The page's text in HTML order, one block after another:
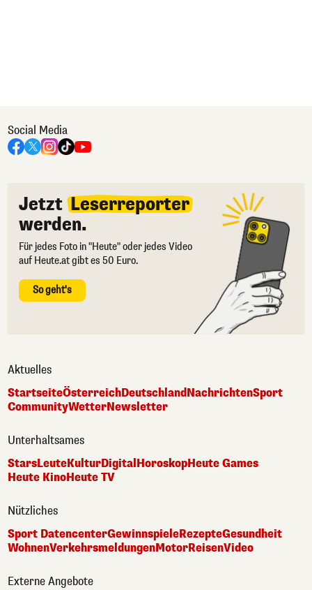
Social Media
Jetzt Leserreporter
werden.
Für jedes Foto in "Heute" oder jedes Video
auf Heute.at gibt es 50 Euro.
So geht's
Aktuelles
StartseiteÖsterreichDeutschlandNachrichtenSport
CommunityWetterNewsletter
Unterhaltsames
StarsLeuteKulturDigitalHoroskopHeute Games
Heute KinoHeute TV
Nützliches
Sport DatencenterGewinnspieleRezepteGesundheit
WohnenVerkehrsmeldungenMotorReisenVideo
Externe Angebote